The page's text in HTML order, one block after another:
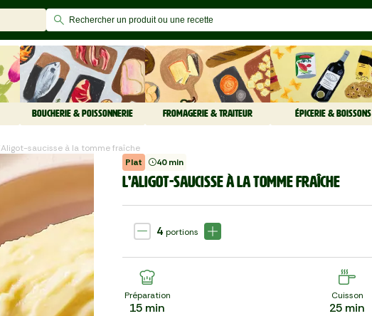
BOUCHERIE & POISSONNERIE FROMAGERIE & TRAITEUR ÉPICERIE & BOISSONS
L’Aligot-saucisse à la tomme fraîche
Plat
40 min
L’ALIGOT-SAUCISSE À LA TOMME FRAÎCHE
Préparation
15 min
Cuisson
25 min
4 portions